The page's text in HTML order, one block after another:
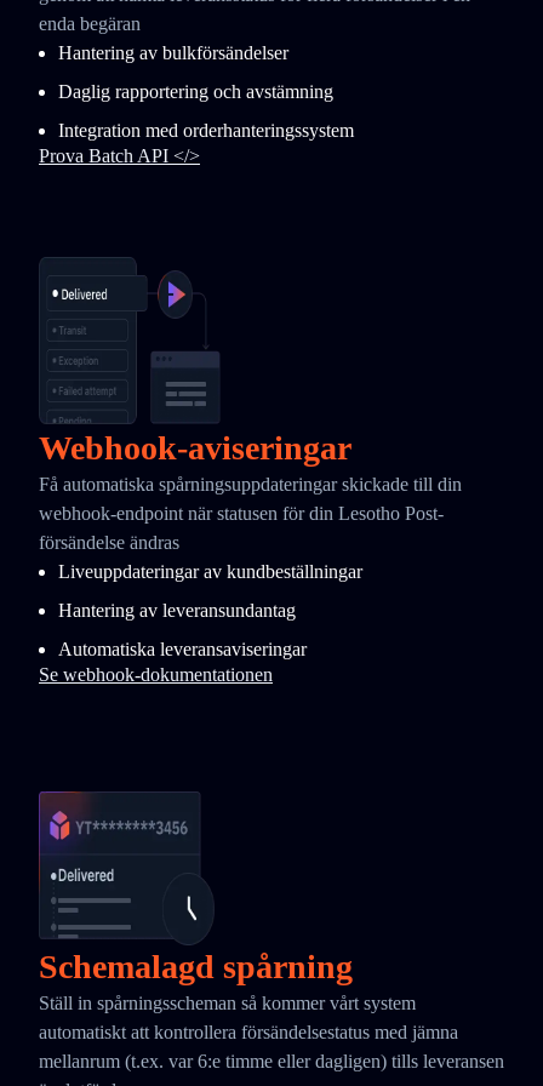
enda begäran
Hantering av bulkförsändelser
Daglig rapportering och avstämning
Integration med orderhanteringssystem
Prova Batch API </>
Webhook-aviseringar
Få automatiska spårningsuppdateringar skickade till din
webhook-endpoint när statusen för din Lesotho Post-
försändelse ändras
Liveuppdateringar av kundbeställningar
Hantering av leveransundantag
Automatiska leveransaviseringar
Se webhook-dokumentationen
Schemalagd spårning
Ställ in spårningsscheman så kommer vårt system
automatiskt att kontrollera försändelsestatus med jämna
mellanrum (t.ex. var 6:e timme eller dagligen) tills leveransen